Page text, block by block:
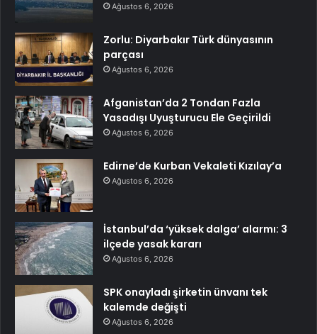
Ağustos 6, 2026
Zorlu: Diyarbakır Türk dünyasının
parçası
Ağustos 6, 2026
Afganistan’da 2 Tondan Fazla
Yasadışı Uyuşturucu Ele Geçirildi
Ağustos 6, 2026
Edirne’de Kurban Vekaleti Kızılay’a
Ağustos 6, 2026
İstanbul’da ‘yüksek dalga’ alarmı: 3
ilçede yasak kararı
Ağustos 6, 2026
SPK onayladı şirketin ünvanı tek
kalemde değişti
Ağustos 6, 2026